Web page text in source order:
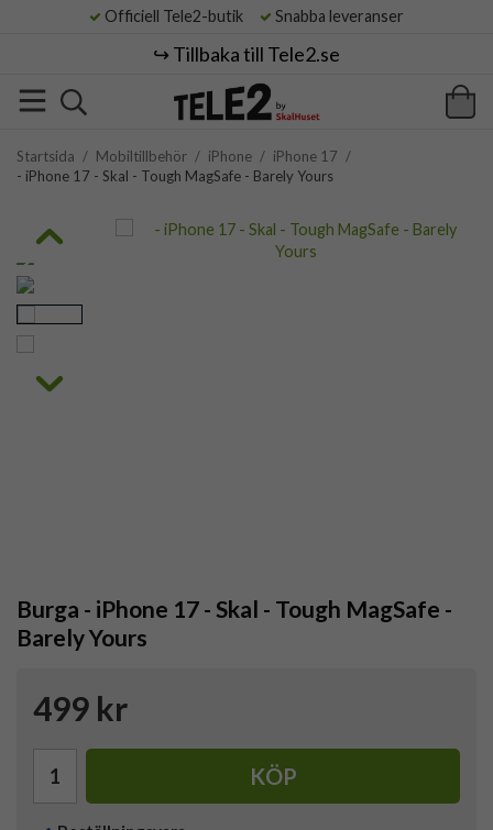
Officiell Tele2-butik Snabba leveranser
↪️ Tillbaka till Tele2.se
Startsida / Mobiltillbehör / iPhone / iPhone 17 /
- iPhone 17 - Skal - Tough MagSafe - Barely Yours
Burga - iPhone 17 - Skal - Tough MagSafe -
Barely Yours
499 kr
KÖP